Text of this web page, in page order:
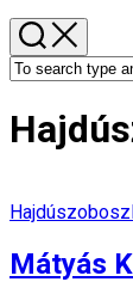
Mátyás